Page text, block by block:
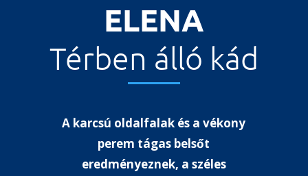
ELENA
Térben álló kád
A karcsú oldalfalak és a vékony
perem tágas belsőt
eredményeznek, a széles